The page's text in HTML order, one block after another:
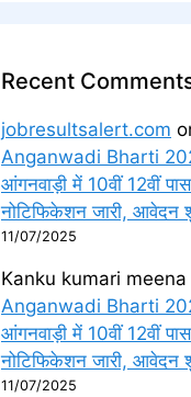
Recent
jobresultsalert.com
Anganwadi Bharti
आंगनवाड़ी में 10वीं 12वीं
नोटिफिकेशन जारी, आवेदन
11/07/2025
Kanku kumari meena
Anganwadi Bharti
आंगनवाड़ी में 10वीं 12वीं
नोटिफिकेशन जारी, आवेदन
11/07/2025